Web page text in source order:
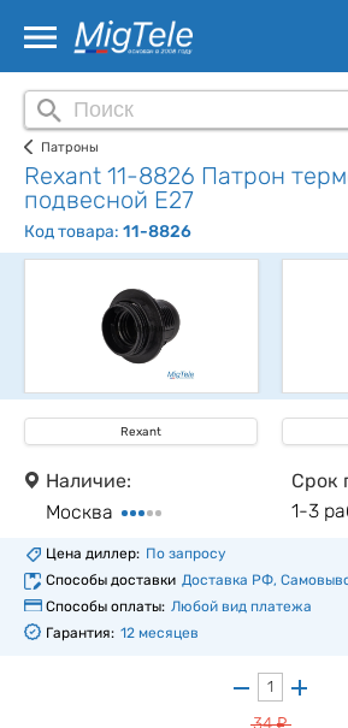
Патроны
Rexant 11-8826 Патрон
подвесной Е27
Код товара: 11-8826
Rexant
Наличие:
Москва
Срок
1-3
Цена диллер: По запросу
Способы доставки Доставка РФ,
Способы оплаты: Любой вид платежа
Гарантия: 12 месяцев
у